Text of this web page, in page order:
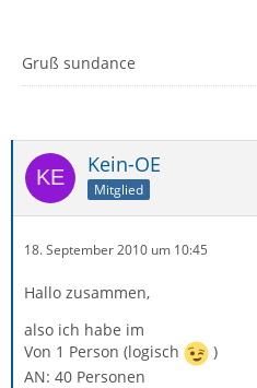
Gruß sundance
Kein-OE
Mitglied
18. September 2010 um 10:45
Hallo zusammen,
also ich habe im
Von 1 Person (logisch
)
AN: 40 Personen